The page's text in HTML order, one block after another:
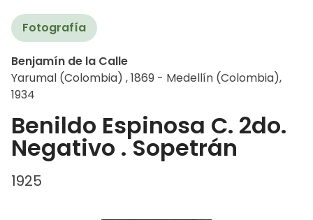
Fotografía
Benjamín de la Calle
Yarumal (Colombia) , 1869 - Medellín (Colombia),
1934
Benildo Espinosa C. 2do.
Negativo . Sopetrán
1925